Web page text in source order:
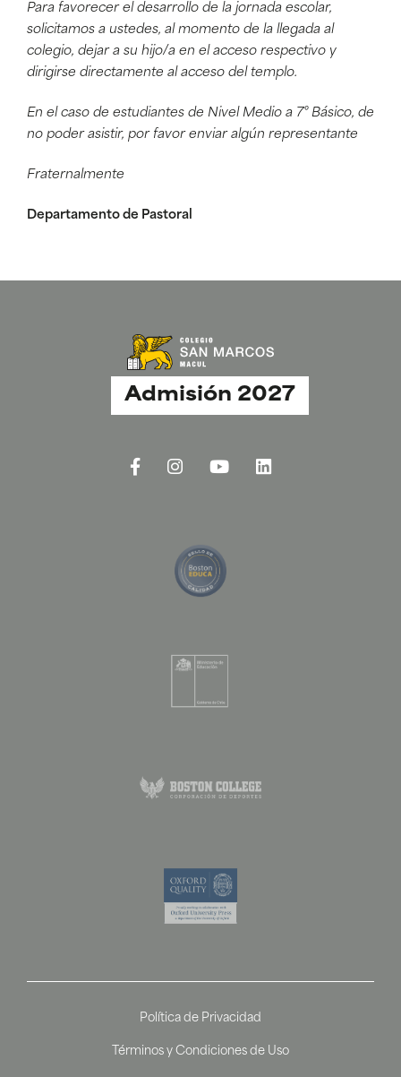
Para favorecer el desarrollo de la jornada escolar,
solicitamos a ustedes, al momento de la llegada al
colegio, dejar a su hijo/a en el acceso respectivo y
dirigirse directamente al acceso del templo.
En el caso de estudiantes de Nivel Medio a 7° Básico, de
no poder asistir, por favor enviar algún representante
Fraternalmente
Departamento de Pastoral
Admisión 2027
Política de Privacidad
Términos y Condiciones de Uso